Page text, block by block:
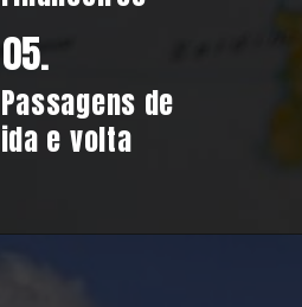
05.
Passagens de
ida e volta